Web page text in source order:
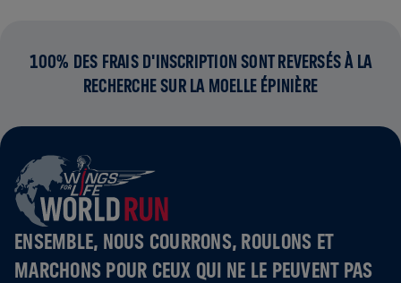
100% DES FRAIS D'INSCRIPTION SONT REVERSÉS À LA
RECHERCHE SUR LA MOELLE ÉPINIÈRE
ENSEMBLE, NOUS COURRONS, ROULONS ET
MARCHONS POUR CEUX QUI NE LE PEUVENT PAS